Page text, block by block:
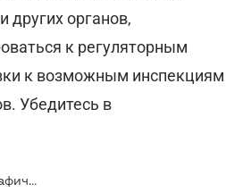
других органов,
к регуляторным
к возможным инспекциям
Убедитесь в
Правительство возобновило проверки состояния криптографической защиты государственных информресурсов и киберзащиты критической инфраструктуры